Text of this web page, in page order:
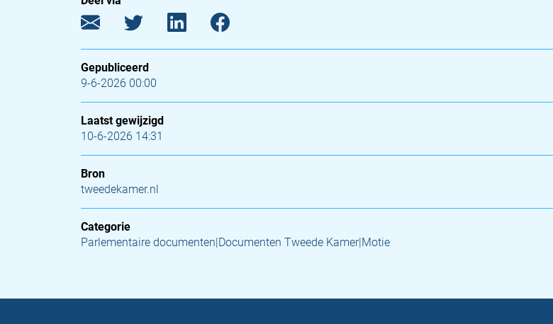
Gepubliceerd
9-6-2026 00:00
Laatst gewijzigd
10-6-2026 14:31
Bron
tweedekamer.nl
Categorie
Parlementaire documenten|Documenten Tweede Kamer|Motie